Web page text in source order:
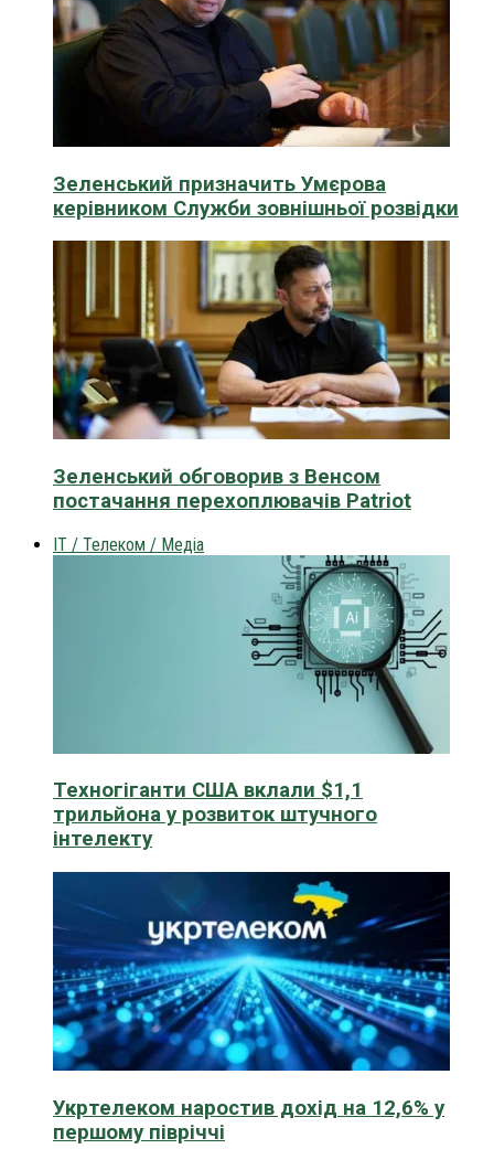
Зеленський призначить Умєрова
керівником Служби зовнішньої розвідки
Зеленський обговорив з Венсом
постачання перехоплювачів Patriot
IT / Телеком / Медіа
Техногіганти США вклали $1,1
трильйона у розвиток штучного
інтелекту
Укртелеком наростив дохід на 12,6% у
першому півріччі